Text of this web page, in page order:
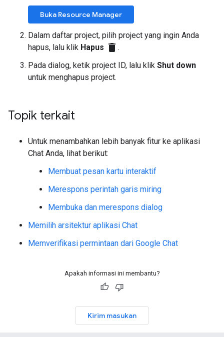
Buka Resource Manager
Dalam daftar project, pilih project yang ingin Anda
hapus, lalu klik Hapus delete .
Pada dialog, ketik project ID, lalu klik Shut down
untuk menghapus project.
Topik terkait
Untuk menambahkan lebih banyak fitur ke aplikasi
Chat Anda, lihat berikut:
Membuat pesan kartu interaktif
Merespons perintah garis miring
Membuka dan merespons dialog
Memilih arsitektur aplikasi Chat
Memverifikasi permintaan dari Google Chat
Apakah informasi ini membantu?
Kirim masukan